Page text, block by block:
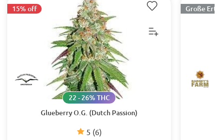
Glueberry O.G. (Dutch Passion)
5 (6)
22 - 26% THC
15% off Große